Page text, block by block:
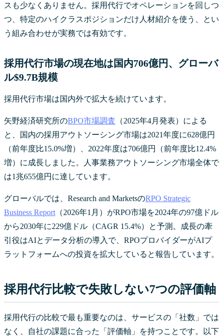
スも少なくありません。採用代行でオペレーションを回しつ
つ、特定のハイクラスポジションだけ人材紹介を使う、とい
う組み合わせが実務では有効です。
採用代行市場の現在地は国内706億円、グローバ
ル$9.7B規模
採用代行市場は国内外で拡大を続けています。
矢野経済研究所のBPO市場調査 （2025年4月発表）による
と、国内の採用アウトソーシング市場は2021年度に628億円
（前年度比15.0%増）、2022年度は706億円（前年度比12.4%
増）に成長しました。人事業務アウトソーシング市場全体で
は1兆655億円に達しています。
グローバルでは、Research and MarketsのRPO Strategic
Business Report （2026年1月）がRPO市場を2024年の97億ドル
から2030年に229億ドル（CAGR 15.4%）と予測。成長の牽
引役はAIとデータ分析の導入で、RPOプロバイダーがAIプ
ラットフォームへの投資を拡大していると報告しています。
採用代行比較で失敗しない7つの評価軸
採用代行の比較で最も重要なのは、サービスの「社数」では
なく、自社の課題に合った「評価軸」を持つことです。以下